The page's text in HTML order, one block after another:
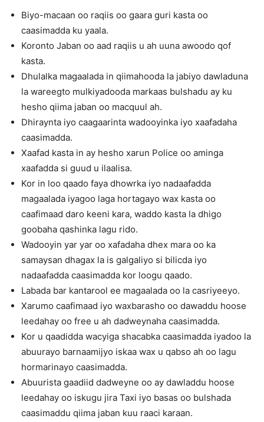
Biyo-macaan oo raqiis oo gaara guri kasta oo
caasimadda ku yaala.
Koronto Jaban oo aad raqiis u ah uuna awoodo qof
kasta.
Dhulalka magaalada in qiimahooda la jabiyo dawladuna
la wareegto mulkiyadooda markaas bulshadu ay ku
hesho qiima jaban oo macquul ah.
Dhiraynta iyo caagaarinta wadooyinka iyo xaafadaha
caasimadda.
Xaafad kasta in ay hesho xarun Police oo aminga
xaafadda si guud u ilaalisa.
Kor in loo qaado faya dhowrka iyo nadaafadda
magaalada iyagoo laga hortagayo wax kasta oo
caafimaad daro keeni kara, waddo kasta la dhigo
goobaha qashinka lagu rido.
Wadooyin yar yar oo xafadaha dhex mara oo ka
samaysan dhagax la is galgaliyo si bilicda iyo
nadaafadda caasimadda kor loogu qaado.
Labada bar kantarool ee magaalada oo la casriyeeyo.
Xarumo caafimaad iyo waxbarasho oo dawaddu hoose
leedahay oo free u ah dadweynaha caasimadda.
Kor u qaadidda wacyiga shacabka caasimadda iyadoo la
abuurayo barnaamijyo iskaa wax u qabso ah oo lagu
hormarinayo caasimadda.
Abuurista gaadiid dadweyne oo ay dawladdu hoose
leedahay oo iskugu jira Taxi iyo basas oo bulshada
caasimaddu qiima jaban kuu raaci karaan.